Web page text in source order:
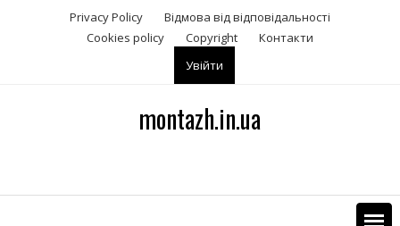
Privacy Policy
Відмова від відповідальності
Сookies policy
Copyright
Контакти
Увійти
montazh.in.ua